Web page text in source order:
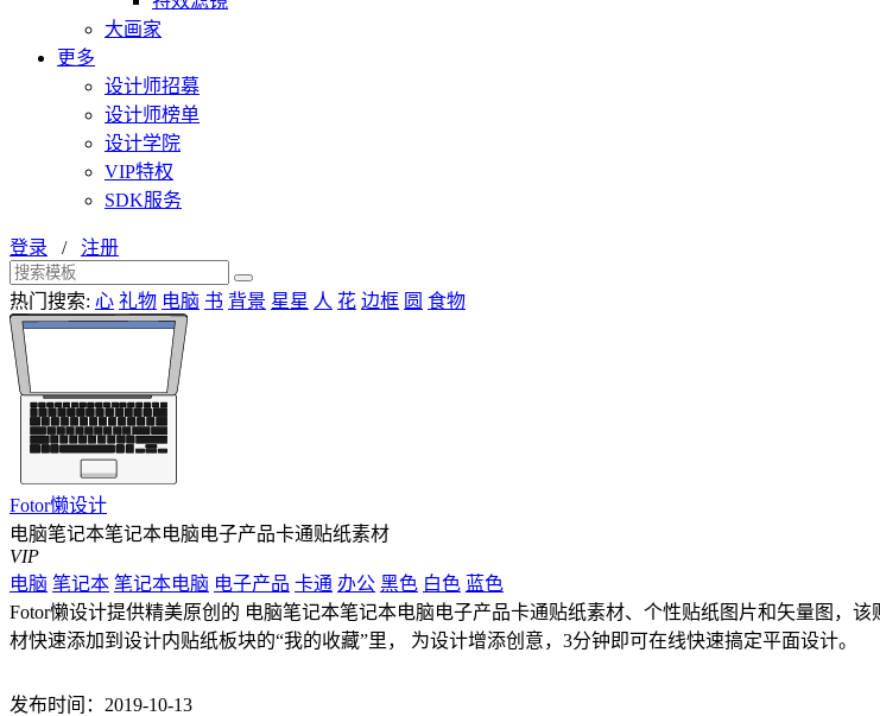
大画家
更多
设计师招募
设计师榜单
设计学院
VIP特权
SDK服务
登录 / 注册
热门搜索: 心 礼物 电脑 书 背景 星星 人 花 边框 圆 食物
Fotor懒设计
电脑笔记本笔记本电脑电子产品卡通贴纸素材
VIP
电脑 笔记本 笔记本电脑 电子产品 卡通 办公 黑色 白色 蓝色
Fotor懒设计提供精美原创的 电脑笔记本笔记本电脑电子产品卡通贴纸素材、个性贴纸图片和矢量图，
材快速添加到设计内贴纸板块的“我的收藏”里， 为设计增添创意，3分钟即可在线快速搞定平面设计。
发布时间：2019-10-13